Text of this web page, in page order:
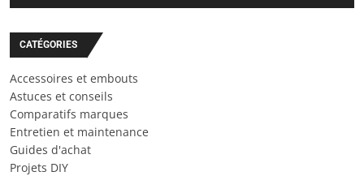
CATÉGORIES
Accessoires et embouts
Astuces et conseils
Comparatifs marques
Entretien et maintenance
Guides d'achat
Projets DIY